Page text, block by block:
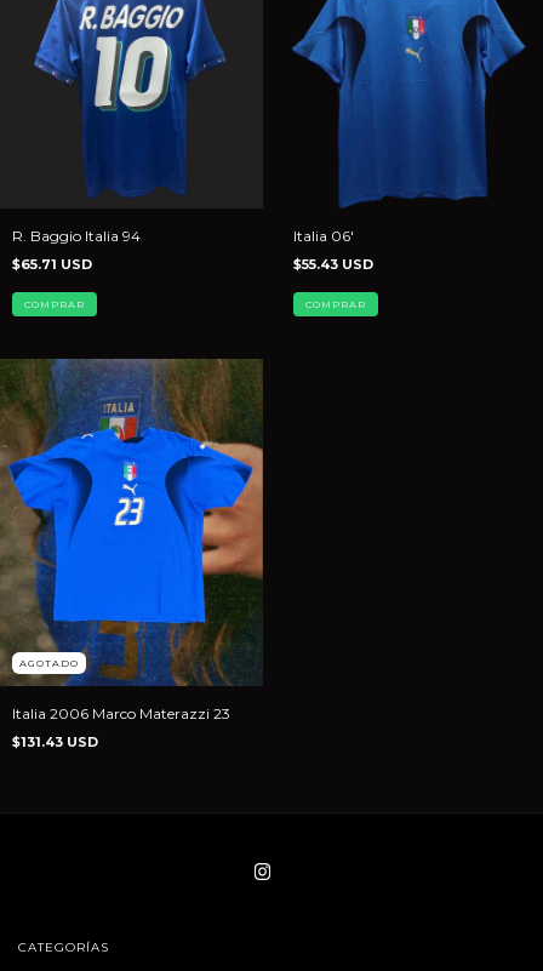
R. Baggio Italia 94
$65.71 USD
COMPRAR
Italia 06'
$55.43 USD
COMPRAR
AGOTADO
Italia 2006 Marco Materazzi 23
$131.43 USD
CATEGORÍAS